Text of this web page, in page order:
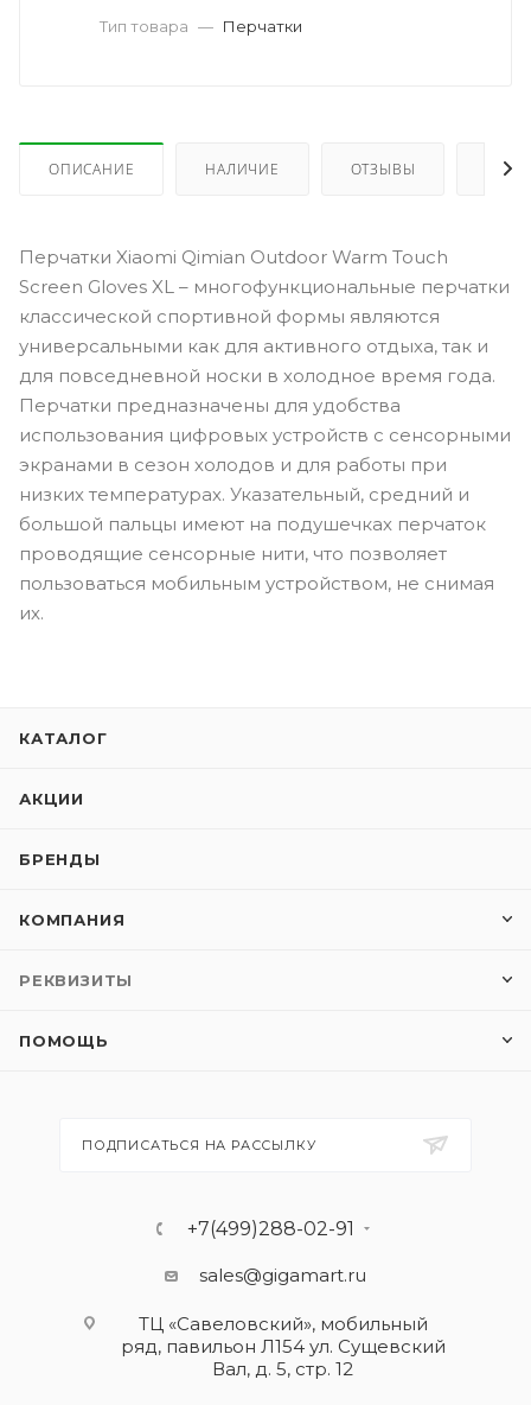
Тип товара — Перчатки
ОПИСАНИЕ НАЛИЧИЕ ОТЗЫВЫ КАК
Перчатки Xiaomi Qimian Outdoor Warm Touch
Screen Gloves XL – многофункциональные перчатки
классической спортивной формы являются
универсальными как для активного отдыха, так и
для повседневной носки в холодное время года.
Перчатки предназначены для удобства
использования цифровых устройств с сенсорными
экранами в сезон холодов и для работы при
низких температурах. Указательный, средний и
большой пальцы имеют на подушечках перчаток
проводящие сенсорные нити, что позволяет
пользоваться мобильным устройством, не снимая
их.
КАТАЛОГ
АКЦИИ
БРЕНДЫ
КОМПАНИЯ
РЕКВИЗИТЫ
ПОМОЩЬ
ПОДПИСАТЬСЯ НА РАССЫЛКУ
+7(499)288-02-91
sales@gigamart.ru
ТЦ «Савеловский», мобильный
ряд, павильон Л154 ул. Сущевский
Вал, д. 5, стр. 12